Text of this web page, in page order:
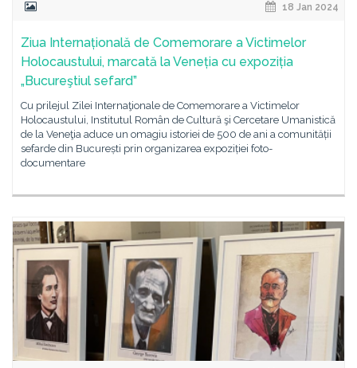
18 Jan 2024
Ziua Internațională de Comemorare a Victimelor
Holocaustului, marcată la Veneția cu expoziția
„Bucureştiul sefard”
Cu prilejul Zilei Internaţionale de Comemorare a Victimelor
Holocaustului, Institutul Român de Cultură şi Cercetare Umanistică
de la Veneţia aduce un omagiu istoriei de 500 de ani a comunității
sefarde din București prin organizarea expoziției foto-
documentare